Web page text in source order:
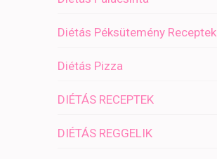
Diétás Péksütemény Receptek
Diétás Pizza
DIÉTÁS RECEPTEK
DIÉTÁS REGGELIK